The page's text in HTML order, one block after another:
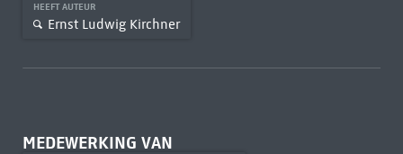
HEEFT AUTEUR
Ernst Ludwig Kirchner
MEDEWERKING VAN